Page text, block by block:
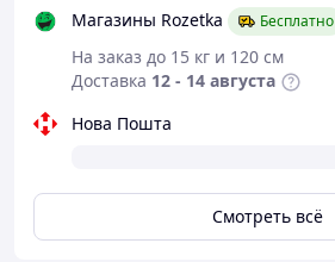
Магазины Rozetka Бесплатно
На заказ до 15 кг и 120 см
Доставка 12 - 14 августа
Нова Пошта
Смотреть всё